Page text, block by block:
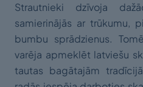
Strautnieki dzīvoja
samierinājās ar trūkumu,
bumbu sprādzienus.
varēja apmeklēt latviešu
tautas bagātajām